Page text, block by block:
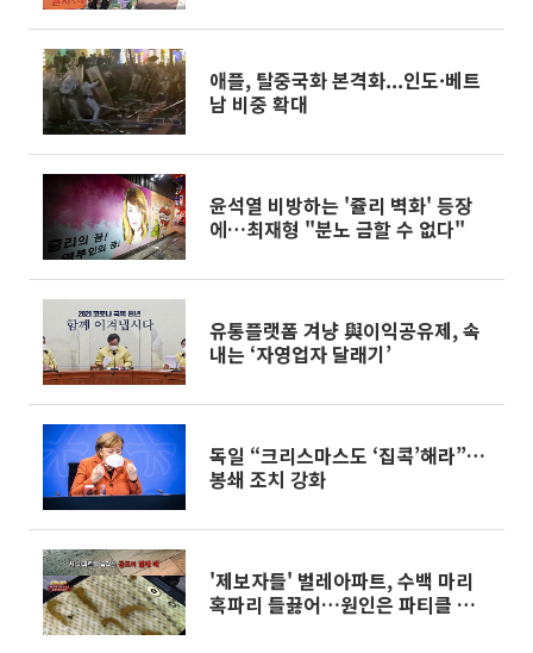
애플, 탈중국화 본격화...인도·베트
남 비중 확대
윤석열 비방하는 '쥴리 벽화' 등장
에…최재형 "분노 금할 수 없다"
유통플랫폼 겨냥 與이익공유제, 속
내는 ‘자영업자 달래기’
독일 “크리스마스도 ‘집콕’해라”…
봉쇄 조치 강화
'제보자들' 벌레아파트, 수백 마리
혹파리 들끓어…원인은 파티클 보드